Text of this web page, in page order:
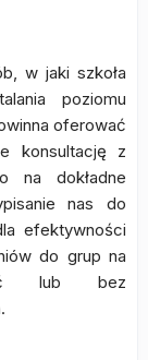
w jaki szkoła
poziomu
oferować
konsultację z
na dokładne
nas do
efektywności
do grup na
lub bez